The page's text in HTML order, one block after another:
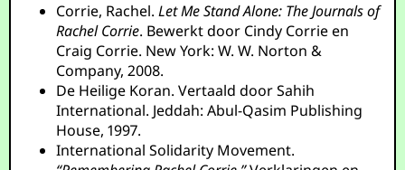
Corrie, Rachel.Let Me Stand Alone: The Journals of
Rachel Corrie. Bewerkt door Cindy Corrie en
Craig Corrie. New York: W. W. Norton &
Company, 2008.
De Heilige Koran. Vertaald door Sahih
International. Jeddah: Abul-Qasim Publishing
House, 1997.
International Solidarity Movement.